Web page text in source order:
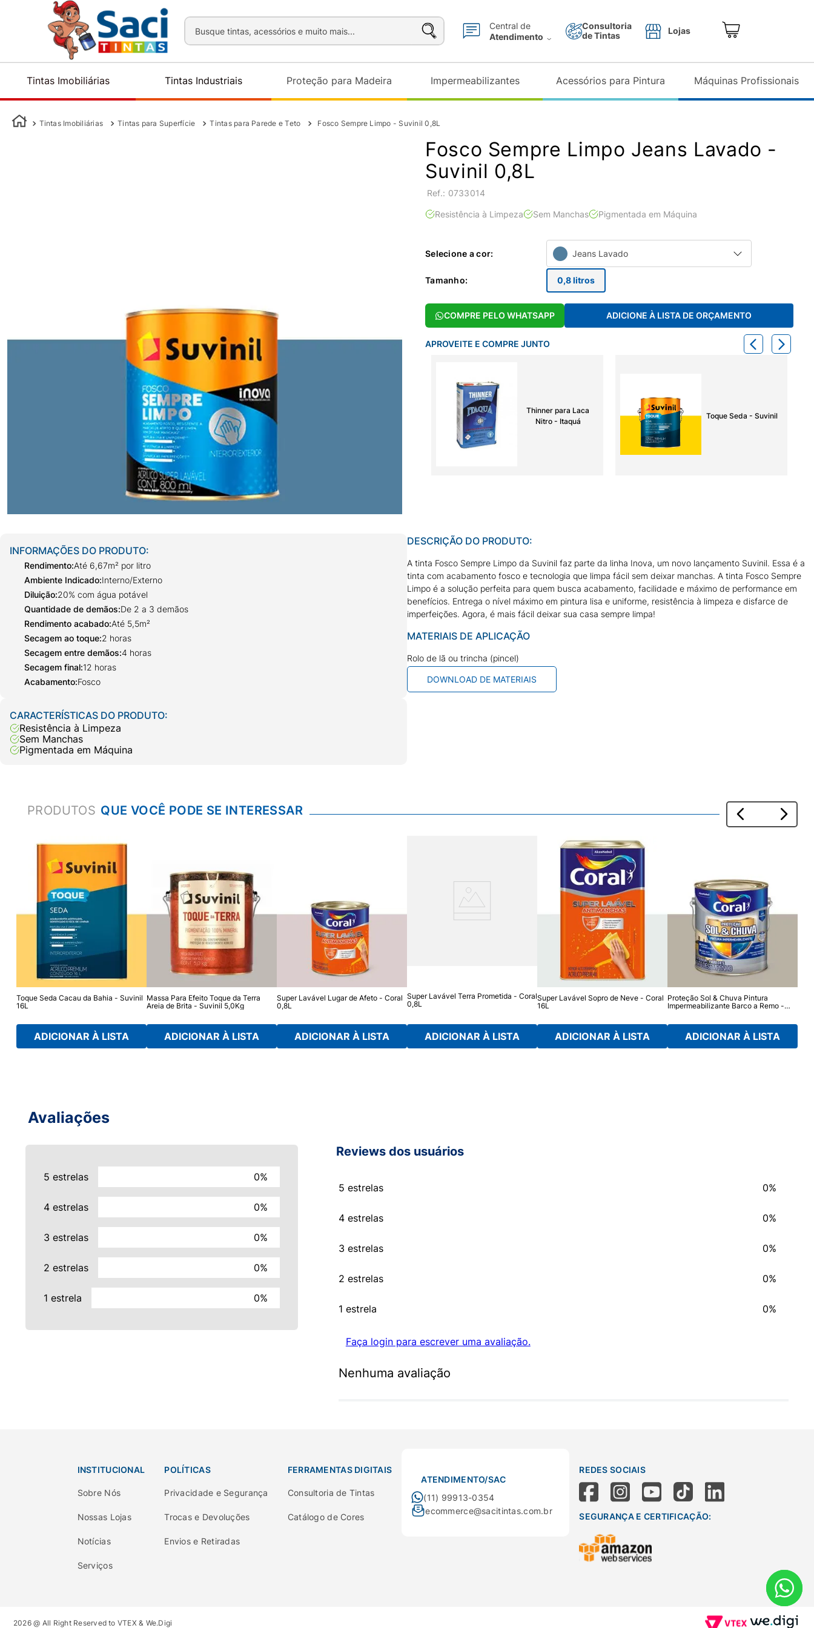
Busque tintas, acessórios e muito mais...
Central de
Atendimento
Consultoria
de Tintas
Lojas
Tintas Imobiliárias Tintas Industriais Proteção para Madeira Impermeabilizantes Acessórios para Pintura Máquinas Profissionais
Tintas Imobiliárias Tintas para Superfície Tintas para Parede e Teto Fosco Sempre Limpo - Suvinil 0,8L
Fosco Sempre Limpo Jeans Lavado -
Suvinil 0,8L
: 0733014
Resistência à Limpeza Sem Manchas Pigmentada em Máquina
Selecione a cor: Jeans Lavado
Tamanho: 0,8 litros
COMPRE PELO WHATSAPP ADICIONE À LISTA DE ORÇAMENTO
APROVEITE E COMPRE JUNTO
Thinner para Laca
Nitro - Itaquá
Toque Seda - Suvinil
INFORMAÇÕES DO PRODUTO:
Rendimento:Até 6,67m² por litro
Ambiente Indicado:Interno/Externo
Diluição:20% com água potável
Quantidade de demãos:De 2 a 3 demãos
Rendimento acabado:Até 5,5m²
Secagem ao toque:2 horas
Secagem entre demãos:4 horas
Secagem final:12 horas
Acabamento:Fosco
CARACTERÍSTICAS DO PRODUTO:
Resistência à Limpeza
Sem Manchas
Pigmentada em Máquina
DESCRIÇÃO DO PRODUTO:
A tinta Fosco Sempre Limpo da Suvinil faz parte da linha Inova, um novo lançamento Suvinil. Essa é a
tinta com acabamento fosco e tecnologia que limpa fácil sem deixar manchas. A tinta Fosco Sempre
Limpo é a solução perfeita para quem busca acabamento, facilidade e máximo de performance em
benefícios. Entrega o nível máximo em pintura lisa e uniforme, resistência à limpeza e disfarce de
imperfeições. Agora, é mais fácil deixar sua casa sempre limpa!
MATERIAIS DE APLICAÇÃO
Rolo de lã ou trincha (pincel)
DOWNLOAD DE MATERIAIS
PRODUTOS
Toque Seda Cacau da Bahia - Suvinil
16L
ADICIONAR À LISTA
Massa Para Efeito Toque da Terra
Areia de Brita - Suvinil 5,0Kg
ADICIONAR À LISTA
Super Lavável Lugar de Afeto - Coral
0,8L
ADICIONAR À LISTA
Super Lavável Terra Prometida - Coral
0,8L
ADICIONAR À LISTA
Super Lavável Sopro de Neve - Coral
16L
ADICIONAR À LISTA
Proteção Sol & Chuva Pintura
Impermeabilizante Barco a Remo -
ADICIONAR À LISTA
Avaliações
5 estrelas 0%
4 estrelas 0%
3 estrelas 0%
2 estrelas 0%
1 estrela 0%
Reviews dos usuários
5 estrelas 0%
4 estrelas 0%
3 estrelas 0%
2 estrelas 0%
1 estrela 0%
Faça login para escrever uma avaliação.
Nenhuma avaliação
INSTITUCIONAL
Sobre Nós
Nossas Lojas
Notícias
Serviços
POLÍTICAS
Privacidade e Segurança
Trocas e Devoluções
Envios e Retiradas
FERRAMENTAS DIGITAIS
Consultoria de Tintas
Catálogo de Cores
ATENDIMENTO/SAC
(11) 99913-0354
ecommerce@sacitintas.com.br
REDES SOCIAIS
SEGURANÇA E CERTIFICAÇÃO:
2026 @ All Right Reserved to VTEX & We.Digi